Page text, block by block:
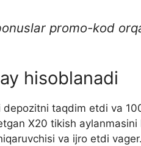
promo-kod
hisoblanadi
taqdim etdi va
X20 tikish
va ijro etdi